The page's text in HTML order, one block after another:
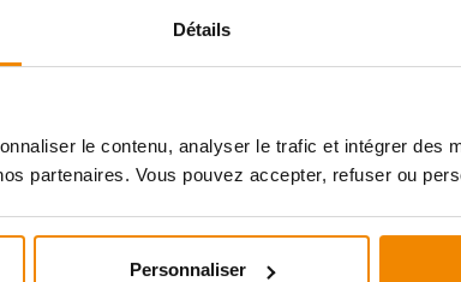
Détails
le contenu, analyser le trafic et intégrer des
partenaires. Vous pouvez accepter, refuser ou
Personnaliser
résidus de combustion. Cela facilite
chauffe-plats et offre une utilité